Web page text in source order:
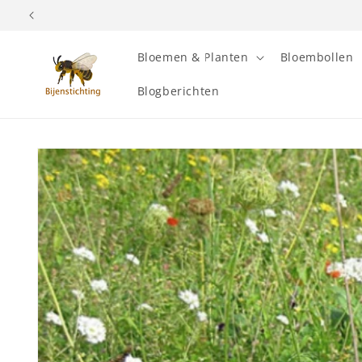
naar de
Bloemen & Planten Bloembollen
Blogberichten
Ga direct naar
productinformatie